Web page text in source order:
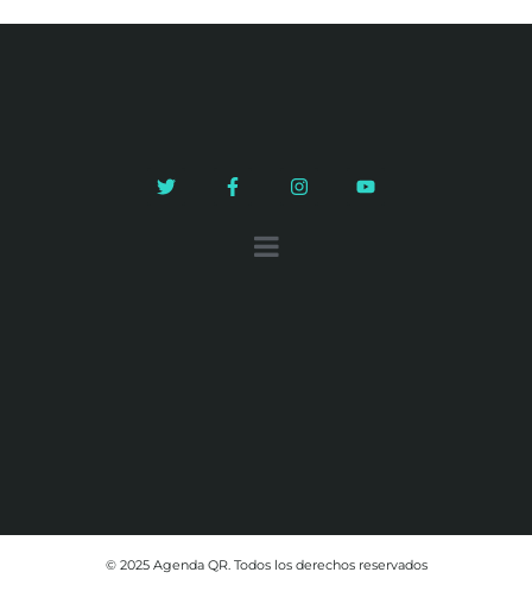
© 2025 Agenda QR. Todos los derechos reservados